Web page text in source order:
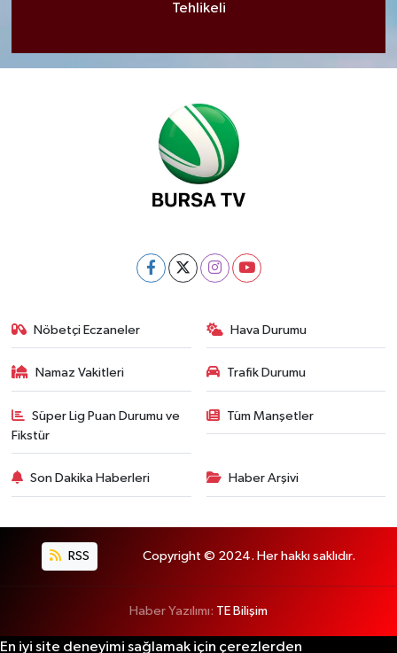
Tehlikeli
Nöbetçi Eczaneler Hava Durumu
Namaz Vakitleri Trafik Durumu
Süper Lig Puan Durumu ve
Fikstür
Tüm Manşetler
Son Dakika Haberleri Haber Arşivi
RSS Copyright © 2024. Her hakkı saklıdır.
Haber Yazılımı: TE Bilişim
En iyi site deneyimi sağlamak için çerezlerden